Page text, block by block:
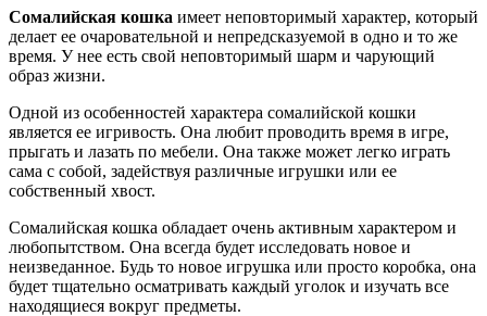
Сомалийская кошка имеет неповторимый характер, который
делает ее очаровательной и непредсказуемой в одно и то же
время. У нее есть свой неповторимый шарм и чарующий
образ жизни.
Одной из особенностей характера сомалийской кошки
является ее игривость. Она любит проводить время в игре,
прыгать и лазать по мебели. Она также может легко играть
сама с собой, задействуя различные игрушки или ее
собственный хвост.
Сомалийская кошка обладает очень активным характером и
любопытством. Она всегда будет исследовать новое и
неизведанное. Будь то новое игрушка или просто коробка, она
будет тщательно осматривать каждый уголок и изучать все
находящиеся вокруг предметы.